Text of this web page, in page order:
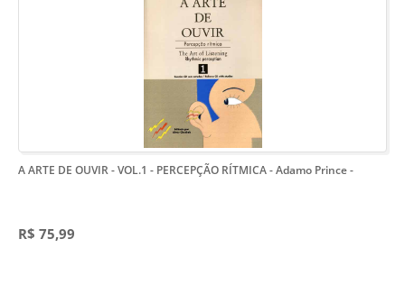
A ARTE DE OUVIR - VOL.1 - PERCEPÇÃO RÍTMICA - Adamo Prince-
R$ 75,99